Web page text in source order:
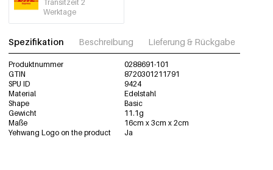
Transitzeit 2
Werktage
Spezifikation Beschreibung Lieferung & Rückgabe
Produktnummer
0288691-101
GTIN
8720301211791
SPU ID
9424
Material
Edelstahl
Shape
Basic
Gewicht
11.1g
Maße
16cm x 3cm x 2cm
Yehwang Logo on the product
Ja